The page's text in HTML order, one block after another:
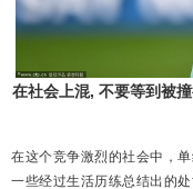
在社会上混, 不要等到被
在这个竞争激烈的社会中，
一些经过生活历练总结出的